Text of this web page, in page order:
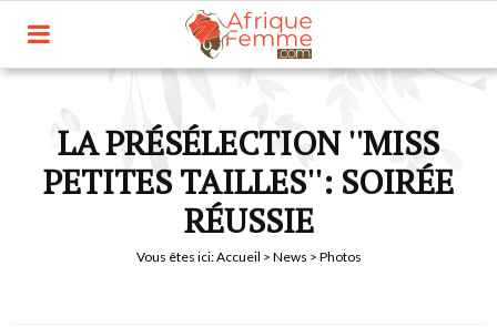
LA PRÉSÉLECTION ''MISS
PETITES TAILLES'': SOIRÉE
RÉUSSIE
Vous êtes ici:Accueil > News > Photos